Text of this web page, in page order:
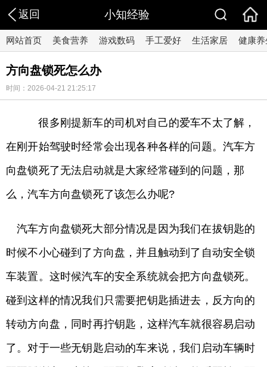
返回 小知经验
网站首页 美食营养 游戏数码 手工爱好 生活家居 健康养
方向盘锁死怎么办
时间：2026-04-21 21:25:17
很多刚提新车的司机对自己的爱车不太了解，
在刚开始驾驶时经常会出现各种各样的问题。汽车方
向盘锁死了无法启动就是大家经常碰到的问题，那
么，汽车方向盘锁死了该怎么办呢?
汽车方向盘锁死大部分情况是因为我们在拔钥匙的
时候不小心碰到了方向盘，并且触动到了自动安全锁
车装置。这时候汽车的安全系统就会把方向盘锁死。
碰到这样的情况我们只需要把钥匙插进去，反方向的
转动方向盘，同时再拧钥匙，这样汽车就很容易启动
了。对于一些无钥匙启动的车来说，我们启动车辆时